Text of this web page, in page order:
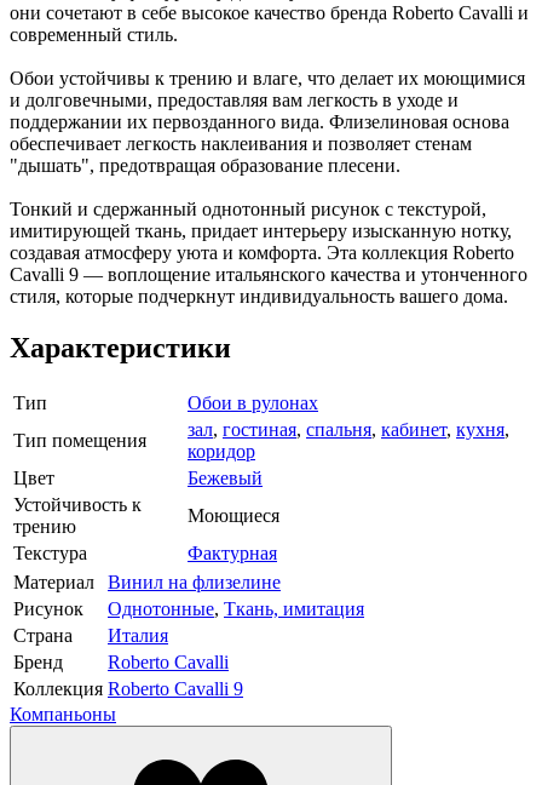
они сочетают в себе высокое качество бренда Roberto Cavalli и
современный стиль.
Обои устойчивы к трению и влаге, что делает их моющимися
и долговечными, предоставляя вам легкость в уходе и
поддержании их первозданного вида. Флизелиновая основа
обеспечивает легкость наклеивания и позволяет стенам
"дышать", предотвращая образование плесени.
Тонкий и сдержанный однотонный рисунок с текстурой,
имитирующей ткань, придает интерьеру изысканную нотку,
создавая атмосферу уюта и комфорта. Эта коллекция Roberto
Cavalli 9 — воплощение итальянского качества и утонченного
стиля, которые подчеркнут индивидуальность вашего дома.
Характеристики
Тип
Обои в рулонах
Тип помещения
зал, гостиная, спальня, кабинет, кухня,
коридор
Цвет
Бежевый
Устойчивость к
трению
Моющиеся
Текстура
Фактурная
Материал
Винил на флизелине
Рисунок
Однотонные, Ткань, имитация
Страна
Италия
Бренд
Roberto Cavalli
Коллекция Roberto Cavalli 9
Компаньоны